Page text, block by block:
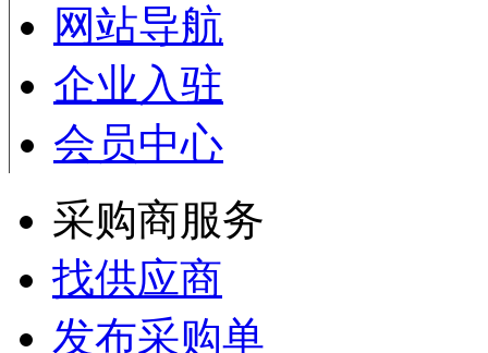
网站导航
企业入驻
会员中心
采购商服务
找供应商
发布采购单